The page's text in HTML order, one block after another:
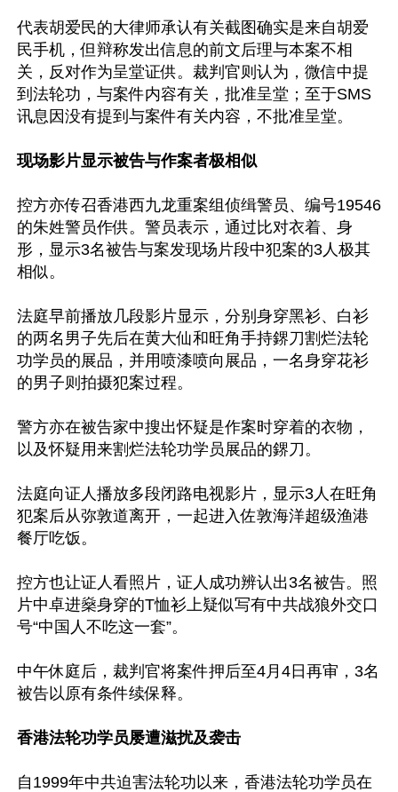
代表胡爱民的大律师承认有关截图确实是来自胡爱
民手机，但辩称发出信息的前文后理与本案不相
关，反对作为呈堂证供。裁判官则认为，微信中提
到法轮功，与案件内容有关，批准呈堂；至于SMS
讯息因没有提到与案件有关内容，不批准呈堂。
现场影片显示被告与作案者极相似
控方亦传召香港西九龙重案组侦缉警员、编号19546
的朱姓警员作供。警员表示，通过比对衣着、身
形，显示3名被告与案发现场片段中犯案的3人极其
相似。
法庭早前播放几段影片显示，分别身穿黑衫、白衫
的两名男子先后在黄大仙和旺角手持鎅刀割烂法轮
功学员的展品，并用喷漆喷向展品，一名身穿花衫
的男子则拍摄犯案过程。
警方亦在被告家中搜出怀疑是作案时穿着的衣物，
以及怀疑用来割烂法轮功学员展品的鎅刀。
法庭向证人播放多段闭路电视影片，显示3人在旺角
犯案后从弥敦道离开，一起进入佐敦海洋超级渔港
餐厅吃饭。
控方也让证人看照片，证人成功辨认出3名被告。照
片中卓进燊身穿的T恤衫上疑似写有中共战狼外交口
号“中国人不吃这一套”。
中午休庭后，裁判官将案件押后至4月4日再审，3名
被告以原有条件续保释。
香港法轮功学员屡遭滋扰及袭击
自1999年中共迫害法轮功以来，香港法轮功学员在